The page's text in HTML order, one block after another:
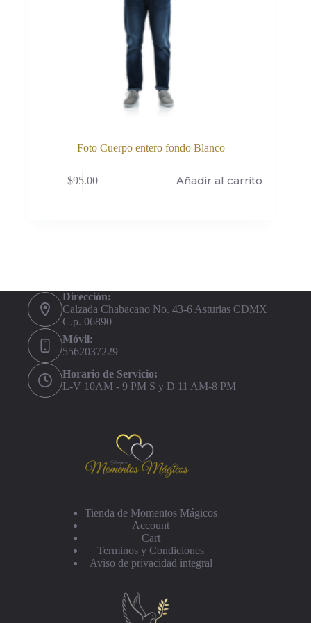
Foto Cuerpo entero fondo Blanco
$95.00 Añadir al carrito
Dirección:
Calzada Chabacano No. 43-6 Asturias CDMX
C.p. 06890
Móvil:
5562037229
Horario de Servicio:
L-V 10AM - 9 PM S y D 11 AM-8 PM
Tienda de Momentos Mágicos
Account
Cart
Terminos y Condiciones
Aviso de privacidad integral